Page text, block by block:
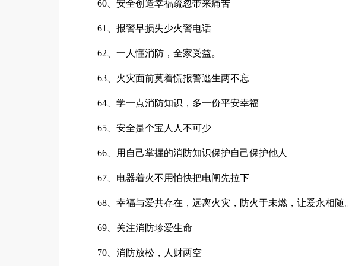
60、安全创造幸福疏忽带来痛苦
61、报警早损失少火警电话
62、一人懂消防，全家受益。
63、火灾面前莫着慌报警逃生两不忘
64、学一点消防知识，多一份平安幸福
65、安全是个宝人人不可少
66、用自己掌握的消防知识保护自己保护他人
67、电器着火不用怕快把电闸先拉下
68、幸福与爱共存在，远离火灾，防火于未燃，让爱永相随。
69、关注消防珍爱生命
70、消防放松，人财两空